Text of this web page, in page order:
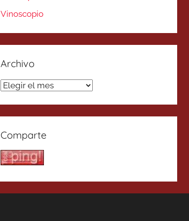
Vinoscopio
Archivo
Archivo
Comparte